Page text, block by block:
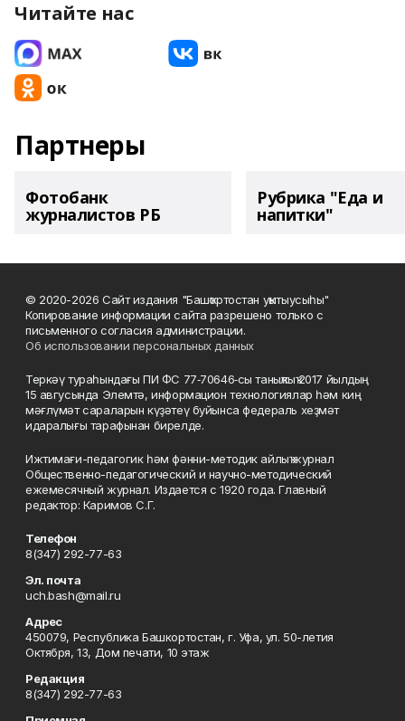
Читайте нас
Партнеры
Фотобанк
журналистов РБ
Рубрика "Еда и
напитки"
© 2020-2026 Сайт издания "Башҡортостан уҡытыусыһы"
Копирование информации сайта разрешено только с
письменного согласия администрации.
Об использовании персональных данных
Теркәү тураһындағы ПИ ФС 77‑70646‑сы таныҡлыҡ 2017 йылдың
15 авгусында Элемтә, информацион технологиялар һәм киң
мәғлүмәт сараларын күҙәтеү буйынса федераль хеҙмәт
идаралығы тарафынан бирелде.
Ижтимағи-педагогик һәм фәнни-методик айлыҡ журнал
Общественно-педагогический и научно-методический
ежемесячный журнал. Издается с 1920 года. Главный
редактор: Каримов С.Г.
Телефон
8(347) 292-77-63
Эл. почта
uch.bash@mail.ru
Адрес
450079, Республика Башкортостан, г. Уфа, ул. 50-летия
Октября, 13, Дом печати, 10 этаж
Редакция
8(347) 292-77-63